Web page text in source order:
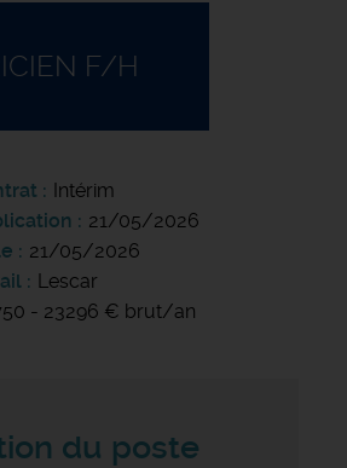
F/H
Intérim
21/05/2026
21/05/2026
Lescar
- 23296 € brut/an
du poste